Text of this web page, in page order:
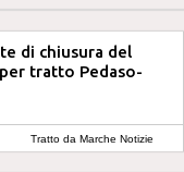
di chiusura del
tratto Pedaso-
Tratto da Marche Notizie